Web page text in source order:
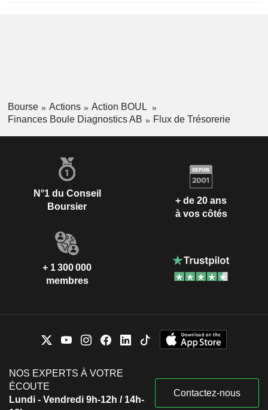
Bourse Actions
Action BOUL
Finances Boule Diagnostics AB
Flux de Trésorerie
N°1 du Conseil
Boursier
+ de 20 ans
à vos côtés
+ 1 300 000
membres
NOS EXPERTS À VOTRE
ÉCOUTE
Lundi - Vendredi 9h-12h / 14h-
Contactez-nous